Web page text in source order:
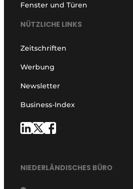
Fenster und Türen
NÜTZLICHE LINKS
Zeitschriften
Werbung
Newsletter
Business-Index
NIEDERLÄNDISCHES BÜRO